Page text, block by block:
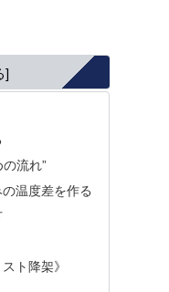
の流れ”
温度差を作る
ト降架》